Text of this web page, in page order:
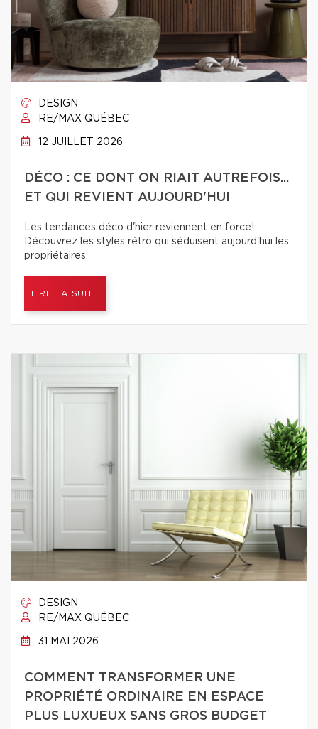
DESIGN
RE/MAX QUÉBEC
12 JUILLET 2026
DÉCO : CE DONT ON RIAIT AUTREFOIS...
ET QUI REVIENT AUJOURD'HUI
Les tendances déco d'hier reviennent en force!
Découvrez les styles rétro qui séduisent aujourd'hui les
propriétaires.
LIRE LA SUITE
DESIGN
RE/MAX QUÉBEC
31 MAI 2026
COMMENT TRANSFORMER UNE
PROPRIÉTÉ ORDINAIRE EN ESPACE
PLUS LUXUEUX SANS GROS BUDGET